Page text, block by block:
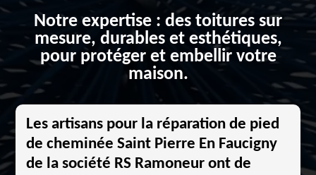
Notre expertise : des toitures sur
mesure, durables et esthétiques,
pour protéger et embellir votre
maison.
Les artisans pour la réparation de pied
de cheminée Saint Pierre En Faucigny
de la société RS Ramoneur ont de